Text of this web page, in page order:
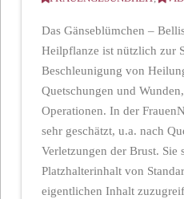
Das Gänseblümchen –
Heilpflanze ist nützlich zur
Beschleunigung von
Quetschungen und
Operationen. In der
sehr geschätzt, u.a. nach
Verletzungen der Brust. Sie
Platzhalterinhalt von
eigentlichen Inhalt